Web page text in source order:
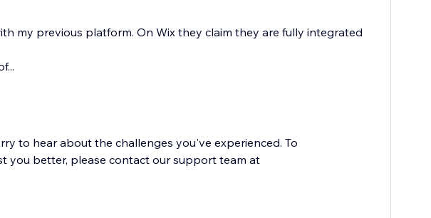
my previous platform. On Wix they claim they are fully integrated
to hear about the challenges you've experienced. To
you better, please contact our support team at